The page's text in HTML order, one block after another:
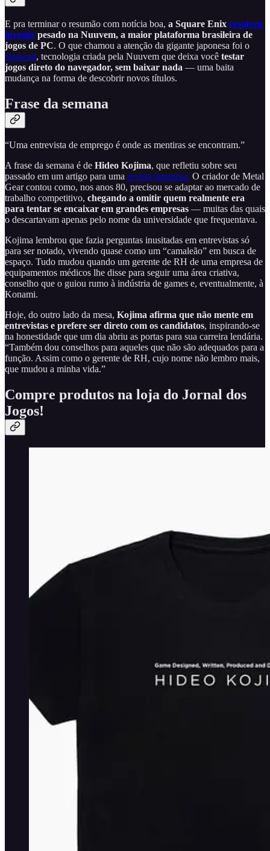
E pra terminar o resumão com notícia boa, a Square Enix resolveu
investir pesado na Nuuvem, a maior plataforma brasileira de
jogos de PC. O que chamou a atenção da gigante japonesa foi o
Spawnd, tecnologia criada pela Nuuvem que deixa você testar
jogos direto do navegador, sem baixar nada — uma baita
mudança na forma de descobrir novos títulos.
Frase da semana
“Uma entrevista de emprego é onde as mentiras se encontram.”
A frase da semana é de Hideo Kojima, que refletiu sobre seu
passado em um artigo para uma revista japonesa. O criador de Metal
Gear contou como, nos anos 80, precisou se adaptar ao mercado de
trabalho competitivo, chegando a omitir quem realmente era
para tentar se encaixar em grandes empresas — muitas das quais
o descartavam apenas pelo nome da universidade que frequentava.
Kojima lembrou que fazia perguntas inusitadas em entrevistas só
para ser notado, vivendo quase como um “camaleão” em busca de
espaço. Tudo mudou quando um gerente de RH de uma empresa de
equipamentos médicos lhe disse para seguir uma área criativa,
conselho que o guiou rumo à indústria de games e, eventualmente, à
Konami.
Hoje, do outro lado da mesa, Kojima afirma que não mente em
entrevistas e prefere ser direto com os candidatos, inspirando-se
na honestidade que um dia abriu as portas para sua carreira lendária.
“Também dou conselhos para aqueles que não são adequados para a
função. Assim como o gerente de RH, cujo nome não lembro mais,
que mudou a minha vida.”
Compre produtos na loja do Jornal dos
Jogos!